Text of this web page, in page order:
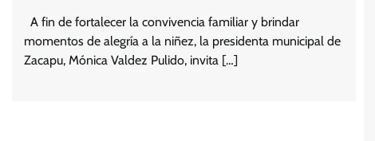
A fin de fortalecer la convivencia familiar y brindar
momentos de alegría a la niñez, la presidenta municipal de
Zacapu, Mónica Valdez Pulido, invita […]